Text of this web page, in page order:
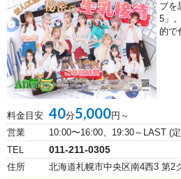
ブを
5」
的で
料金目安 40分5,000円～
営業
10:00〜16:00、19:30～LAST (
TEL
011-211-0305
住所 北海道札幌市中央区南4西3 第2